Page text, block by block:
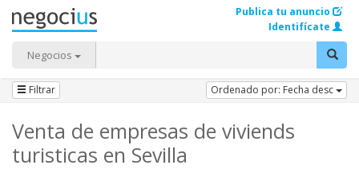
Negocios
Publica tu anuncio
Identifícate
Filtrar Ordenado por: Fecha desc
Venta de empresas de viviends
turisticas en Sevilla